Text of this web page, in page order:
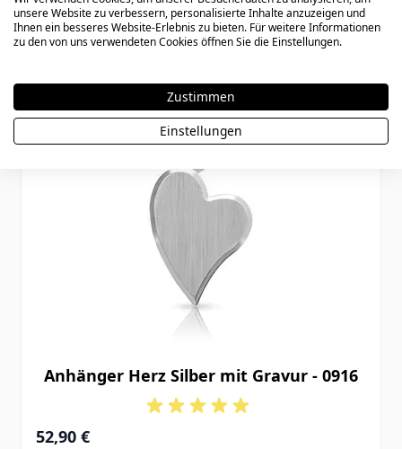
Anhänger Herz Silber mit Gravur - 0916
52,90 €
unsere Website zu verbessern, personalisierte Inhalte anzuzeigen und
Ihnen ein besseres Website-Erlebnis zu bieten. Für weitere Informationen
zu den von uns verwendeten Cookies öffnen Sie die Einstellungen.
Zustimmen
Einstellungen